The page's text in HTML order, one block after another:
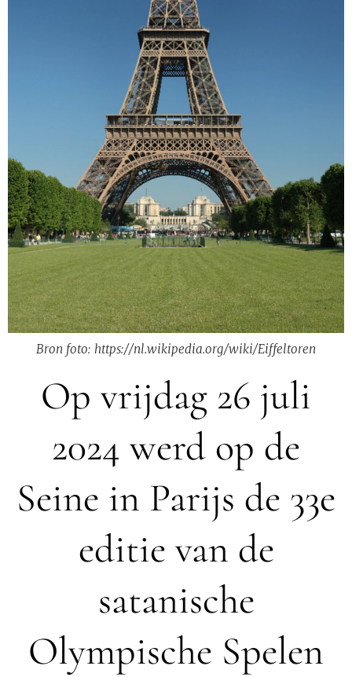
Bron foto: https://nl.wikipedia.org/wiki/Eiffeltoren
Op vrijdag 26 juli
2024 werd op de
Seine in Parijs de 33e
editie van de
satanische
Olympische Spelen